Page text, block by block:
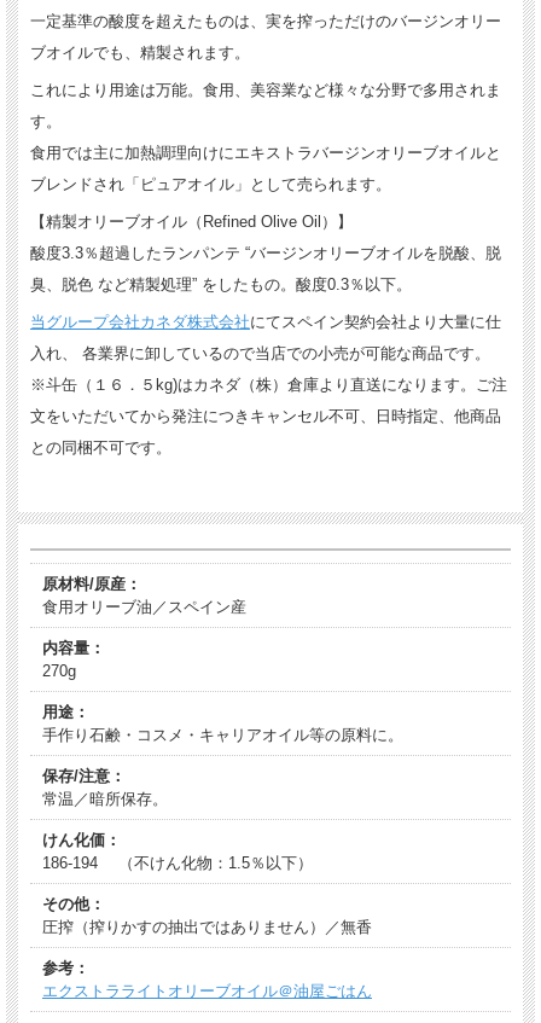
一定基準の酸度を超えたものは、実を搾っただけのバージンオリー
ブオイルでも、精製されます。
これにより用途は万能。食用、美容業など様々な分野で多用されま
す。
食用では主に加熱調理向けにエキストラバージンオリーブオイルと
ブレンドされ「ピュアオイル」として売られます。
【精製オリーブオイル（Refined Olive Oil）】
酸度3.3％超過したランパンテ “バージンオリーブオイルを脱酸、脱
臭、脱色 など精製処理” をしたもの。酸度0.3％以下。
当グループ会社カネダ株式会社にてスペイン契約会社より大量に仕
入れ、 各業界に卸しているので当店での小売が可能な商品です。
※斗缶（１６．５kg)はカネダ（株）倉庫より直送になります。ご注
文をいただいてから発注につきキャンセル不可、日時指定、他商品
との同梱不可です。
原材料/原産：
食用オリーブ油／スペイン産
内容量：
270g
用途：
手作り石鹸・コスメ・キャリアオイル等の原料に。
保存/注意：
常温／暗所保存。
けん化価：
186-194 （不けん化物：1.5％以下）
その他：
圧搾（搾りかすの抽出ではありません）／無香
参考：
エクストラライトオリーブオイル＠油屋ごはん